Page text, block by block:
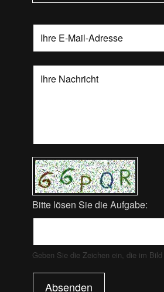
Bitte lösen Sie die Aufgabe:
Geben Sie die Zeichen ein, die im
Absenden